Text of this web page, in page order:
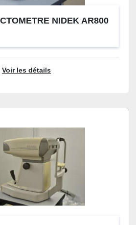
NIDEK AR800
Voir les détails